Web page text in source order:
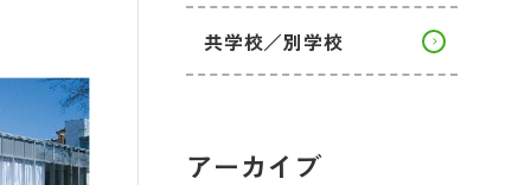
共学校／別学校
アーカイブ